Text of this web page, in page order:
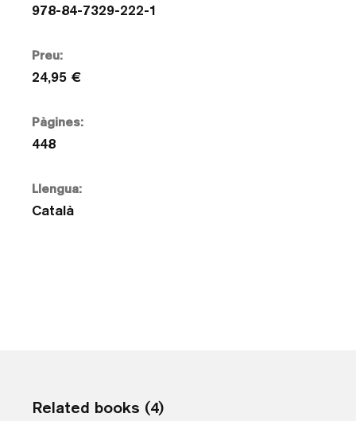
978-84-7329-222-1
Preu:
24,95 €
Pàgines:
448
Llengua:
Català
Related books (4)